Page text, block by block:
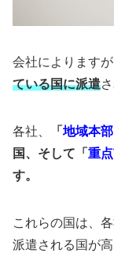
会社によりますが
ている国に派遣
各社、 「 地域本部
国、そして「 重
す。
これらの国は、
派遣される国が